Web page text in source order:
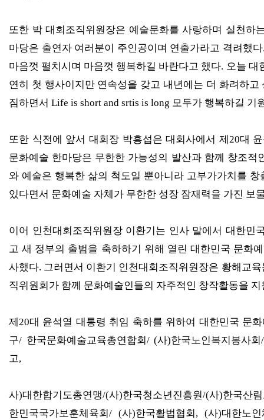
또한 박 대회조직위원장은 예술문화를 사랑하며 실천하
마당은 출연자 여러분이 주인공이며 연출가라고 격려했다
마음껏 펼치시며 마음껏 행복하길 바란다고 했다. 오늘 대
연히 첫 행사이지만 연속성을 갖고 내년에는 더 화려하
짐하면서 Life is short and srtis is long 모두가 행복하길 기
또한 식전에 앞서 대회장 박흥섭은 대회사에서 제 20대
문화예술 한마당은 무한한 가능성의 발산과 함께 창조
와 예술은 행복한 삶의 척도일 뿐아니라 고부가가치를
있다면서 문화예술 자체가 무한한 성장 잠재력을 가진 보
이어 인천대회조직위원장 이환기는 인사 말에서 대한민
고 새 정부의 출범을 축하하기 위해 열린 대한민국 문화
사했다. 그러면서 이환기 인천대회조직위원장은 황해교
직위원회가 함께 문화예술인들의 자주적인 창작활동을
제 20대 윤석열 대통령 취임 축하를 위하여 대한민국 문
구/ 한국문화예술교육총연합회 / (사)한국노인복지봉사회/
고,
사)대한합기도총연맹/(사)한국청소년진흥원/(사)한국산
한민국국가보훈체육회 / (사)한국활법협회 , (사)대한노